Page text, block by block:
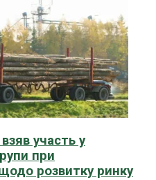
участь у
при
розвитку ринку